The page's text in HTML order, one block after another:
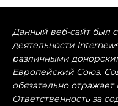
Данный веб-сайт был
деятельности
различными
Европейский Союз.
обязательно
Ответственность за